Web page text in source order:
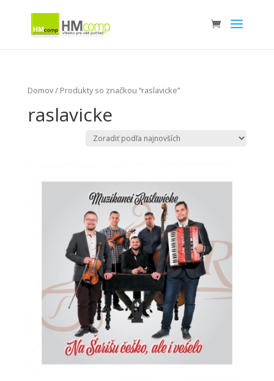
Domov/ Produkty so značkou “raslavicke”
raslavicke